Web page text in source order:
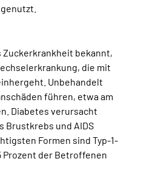
Zuckerkrankheit bekannt,
die mit
Unbehandelt
führen, etwa am
Diabetes verursacht
Brustkrebs und AIDS
Formen sind Typ-1-
Prozent der Betroffenen